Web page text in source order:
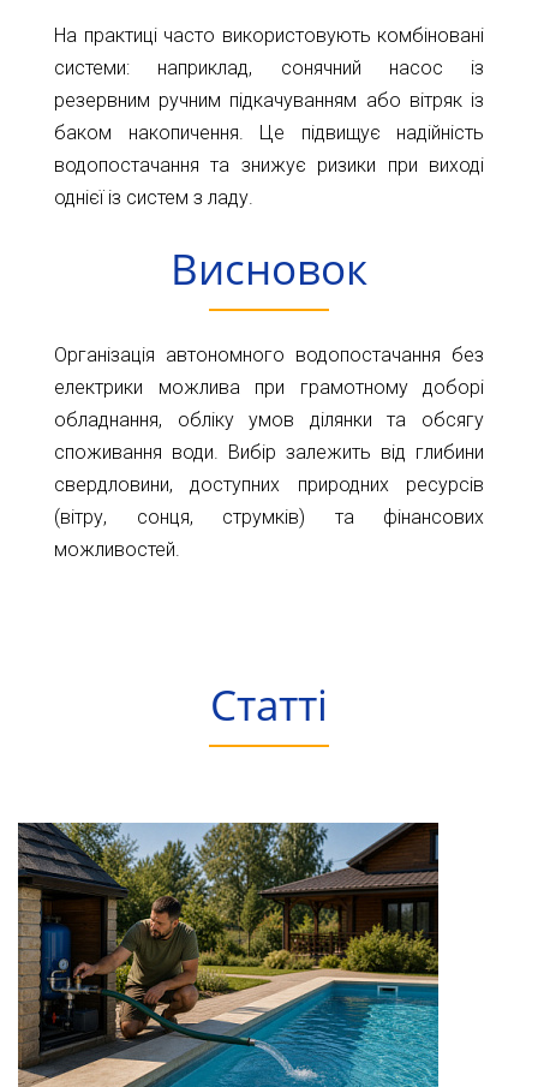
На практиці часто використовують комбіновані
системи: наприклад, сонячний насос із
резервним ручним підкачуванням або вітряк із
баком накопичення. Це підвищує надійність
водопостачання та знижує ризики при виході
однієї із систем з ладу.
Висновок
Організація автономного водопостачання без
електрики можлива при грамотному доборі
обладнання, обліку умов ділянки та обсягу
споживання води. Вибір залежить від глибини
свердловини, доступних природних ресурсів
(вітру, сонця, струмків) та фінансових
можливостей.
Статті